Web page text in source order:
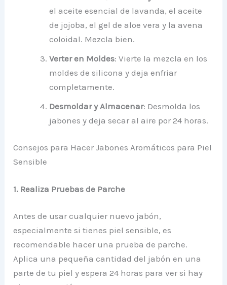
el aceite esencial de lavanda, el aceite
de jojoba, el gel de aloe vera y la avena
coloidal. Mezcla bien.
Verter en Moldes: Vierte la mezcla en los
moldes de silicona y deja enfriar
completamente.
Desmoldar y Almacenar: Desmolda los
jabones y deja secar al aire por 24 horas.
Consejos para Hacer Jabones Aromáticos para Piel
Sensible
1. Realiza Pruebas de Parche
Antes de usar cualquier nuevo jabón,
especialmente si tienes piel sensible, es
recomendable hacer una prueba de parche.
Aplica una pequeña cantidad del jabón en una
parte de tu piel y espera 24 horas para ver si hay